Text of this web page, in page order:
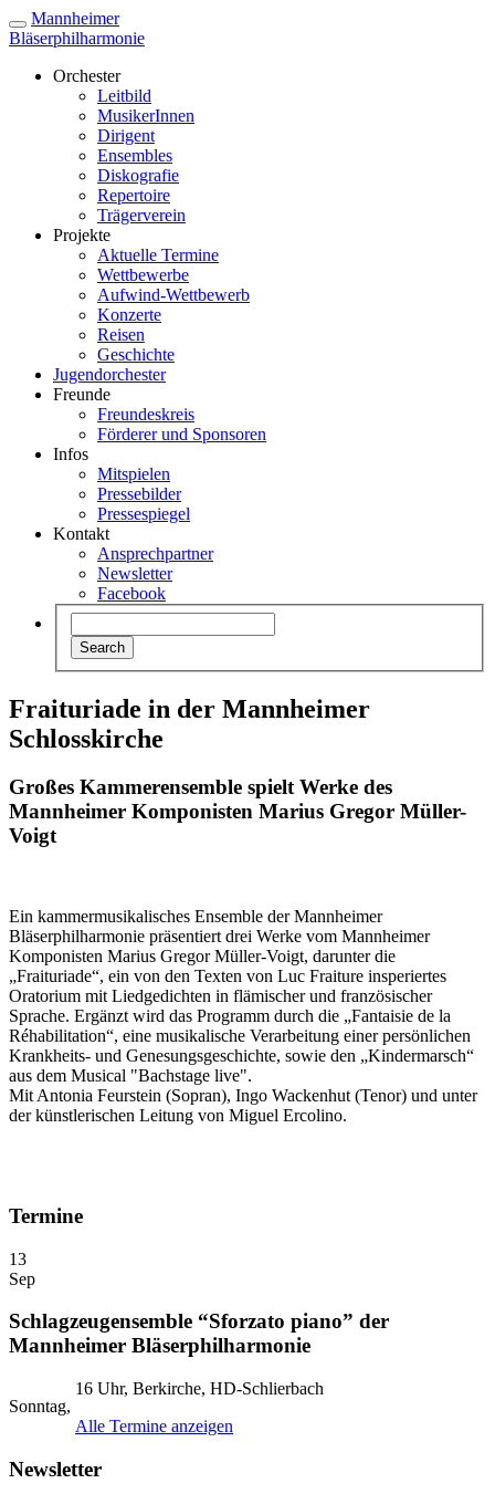
Mannheimer
Bläserphilharmonie
Orchester
Leitbild
MusikerInnen
Dirigent
Ensembles
Diskografie
Repertoire
Trägerverein
Projekte
Aktuelle Termine
Wettbewerbe
Aufwind-Wettbewerb
Konzerte
Reisen
Geschichte
Jugendorchester
Freunde
Freundeskreis
Förderer und Sponsoren
Infos
Mitspielen
Pressebilder
Pressespiegel
Kontakt
Ansprechpartner
Newsletter
Facebook
Fraituriade in der Mannheimer
Schlosskirche
Großes Kammerensemble spielt Werke des
Mannheimer Komponisten Marius Gregor Müller-
Voigt
Ein kammermusikalisches Ensemble der Mannheimer
Bläserphilharmonie präsentiert drei Werke vom Mannheimer
Komponisten Marius Gregor Müller-Voigt, darunter die
„Fraituriade“, ein von den Texten von Luc Fraiture insperiertes
Oratorium mit Liedgedichten in flämischer und französischer
Sprache. Ergänzt wird das Programm durch die „Fantaisie de la
Réhabilitation“, eine musikalische Verarbeitung einer persönlichen
Krankheits- und Genesungsgeschichte, sowie den „Kindermarsch“
aus dem Musical "Bachstage live".
Mit Antonia Feurstein (Sopran), Ingo Wackenhut (Tenor) und unter
der künstlerischen Leitung von Miguel Ercolino.
Termine
13
Sep
Schlagzeugensemble “Sforzato piano” der
Mannheimer Bläserphilharmonie
Sonntag,
16 Uhr, Berkirche, HD-Schlierbach
Alle Termine anzeigen
Newsletter